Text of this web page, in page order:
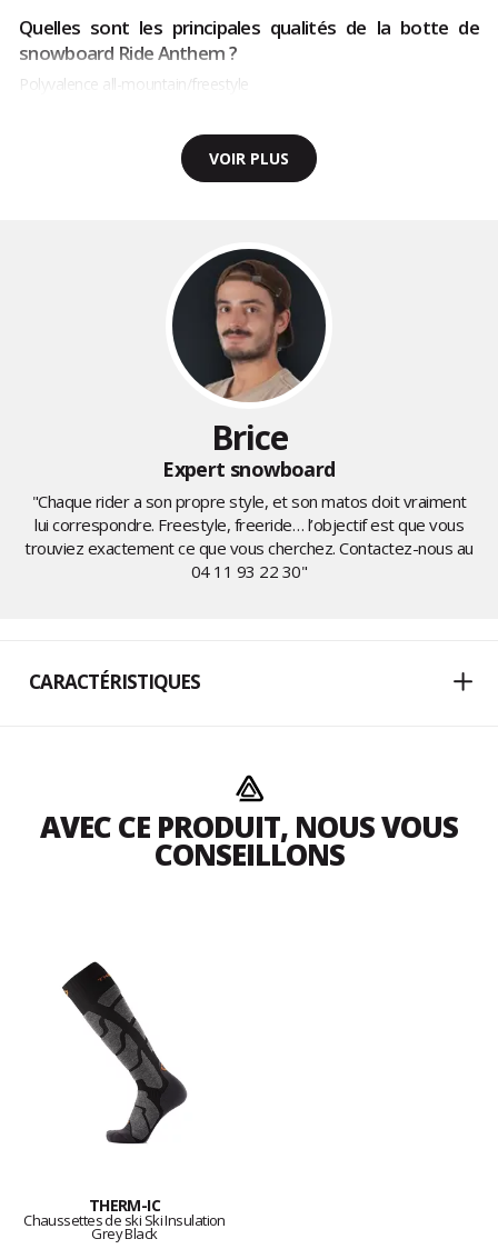
Quelles sont les principales qualités de la botte de
snowboard Ride Anthem ?
Polyvalence all-mountain/freestyle
VOIR PLUS
Brice
Expert snowboard
"Chaque rider a son propre style, et son matos doit vraiment
lui correspondre. Freestyle, freeride… l’objectif est que vous
trouviez exactement ce que vous cherchez. Contactez-nous au
04 11 93 22 30"
CARACTÉRISTIQUES
AVEC CE PRODUIT, NOUS VOUS
CONSEILLONS
THERM-IC
Chaussettes de ski Ski Insulation
Grey Black